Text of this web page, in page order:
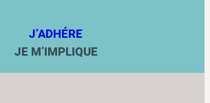
J’ADHÉRE
JE M’IMPLIQUE